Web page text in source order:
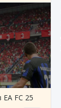
FC 25